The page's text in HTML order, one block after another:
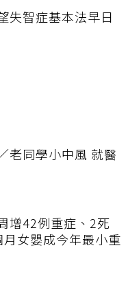
失智症基本法早日
老同學小中風 就醫
增42例重症、2死
女嬰成今年最小重